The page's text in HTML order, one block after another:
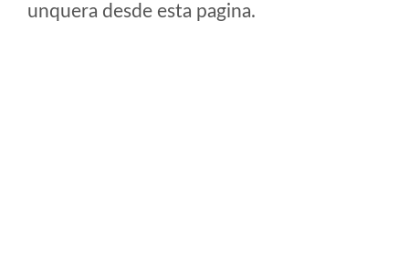
unquera desde esta pagina.